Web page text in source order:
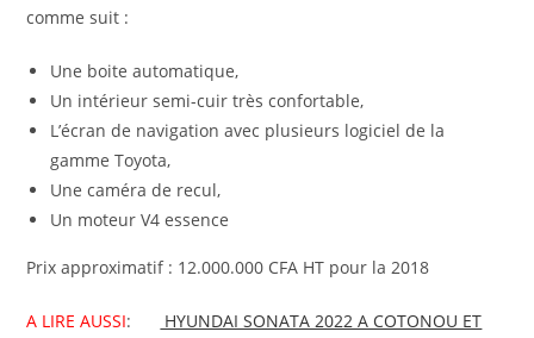
comme suit :
Une boite automatique,
Un intérieur semi-cuir très confortable,
L’écran de navigation avec plusieurs logiciel de la
gamme Toyota,
Une caméra de recul,
Un moteur V4 essence
Prix approximatif : 12.000.000 CFA HT pour la 2018
A LIRE AUSSI:
HYUNDAI SONATA 2022 A COTONOU ET